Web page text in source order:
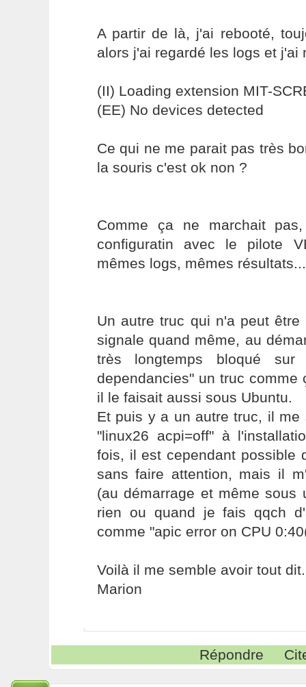
A partir de là, j'ai rebooté,
alors j'ai regardé les logs et j'ai
(II) Loading extension MIT-
(EE) No devices detected
Ce qui ne me parait pas très
la souris c'est ok non ?
Comme ça ne marchait
configuratin avec le pilote
mêmes logs, mêmes résultats...
Un autre truc qui n'a peut
signale quand même, au
très longtemps bloqué sur
dependancies" un truc comme
il le faisait aussi sous Ubuntu.
Et puis y a un autre truc, il me
"linux26 acpi=off" à
fois, il est cependant possible
sans faire attention, mais il
(au démarrage et même sous
rien ou quand je fais qqch
comme "apic error on CPU
Voilà il me semble avoir tout
Marion
Répondre